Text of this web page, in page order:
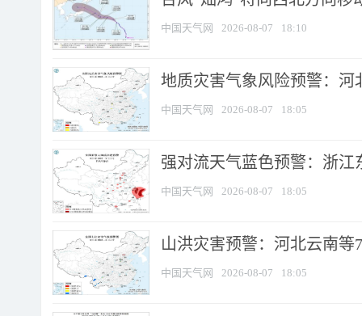
中国天气网 2026-08-07 18:10
地质灾害气象风险预警：河
中国天气网 2026-08-07 18:05
强对流天气蓝色预警：浙江
中国天气网 2026-08-07 18:05
山洪灾害预警：河北云南
中国天气网 2026-08-07 18:05